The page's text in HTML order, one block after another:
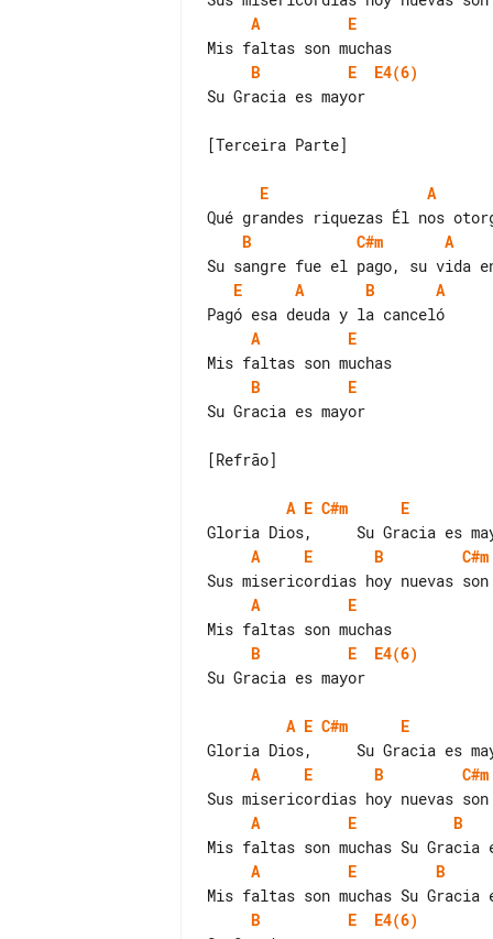
A
E
B
E
E4(6)
Su Gracia es mayor
[Terceira Parte]
E A
B
C#m A
E
A B
A
A
E
B
E
Su Gracia es mayor
[Refrão]
A E C#m E
A
E B
C#m
A
E
B
E
E4(6)
Su Gracia es mayor
A E C#m E
A
E B
C#m
A
E B
A
E B
B
E
E4(6)